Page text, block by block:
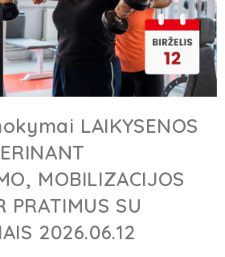
LAIKYSENOS
MOBILIZACIJOS
PRATIMUS SU
2026.06.12